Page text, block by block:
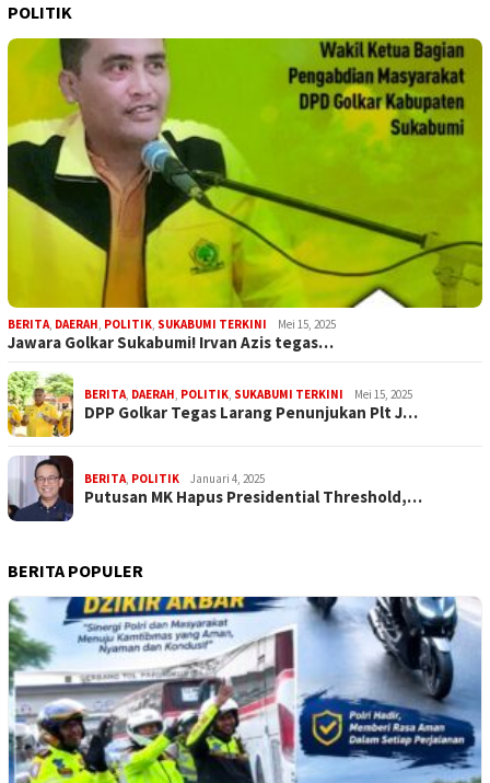
POLITIK
BERITA, DAERAH, POLITIK, SUKABUMI TERKINI Mei 15, 2025
Jawara Golkar Sukabumi! Irvan Azis tegas…
BERITA, DAERAH, POLITIK, SUKABUMI TERKINI Mei 15, 2025
DPP Golkar Tegas Larang Penunjukan Plt J…
BERITA, POLITIK Januari 4, 2025
Putusan MK Hapus Presidential Threshold,…
BERITA POPULER